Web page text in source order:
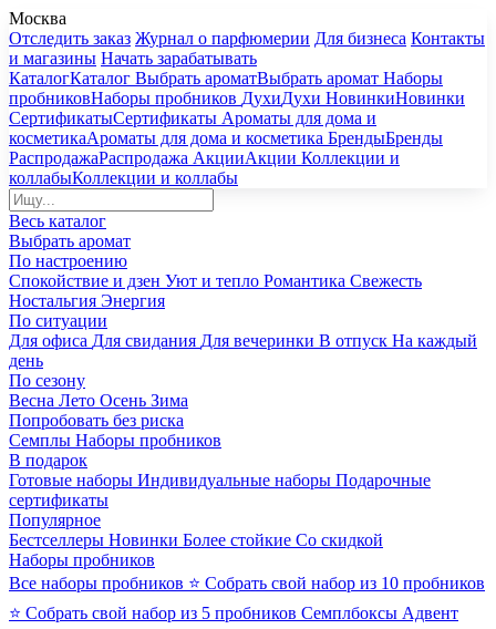
Москва
Отследить заказ Журнал о парфюмерии Для бизнеса Контакты
и магазины Начать зарабатывать
КаталогКаталог Выбрать ароматВыбрать аромат Наборы
пробниковНаборы пробников ДухиДухи НовинкиНовинки
СертификатыСертификаты Ароматы для дома и
косметикаАроматы для дома и косметика БрендыБренды
РаспродажаРаспродажа АкцииАкции Коллекции и
коллабыКоллекции и коллабы
Весь каталог
Выбрать аромат
По настроению
Спокойствие и дзен Уют и тепло Романтика Свежесть
Ностальгия Энергия
По ситуации
Для офиса Для свидания Для вечеринки В отпуск На каждый
день
По сезону
Весна Лето Осень Зима
Попробовать без риска
Семплы Наборы пробников
В подарок
Готовые наборы Индивидуальные наборы Подарочные
сертификаты
Популярное
Бестселлеры Новинки Более стойкие Со скидкой
Наборы пробников
Все наборы пробников ⭐ Собрать свой набор из 10 пробников
⭐ Собрать свой набор из 5 пробников Семплбоксы Адвент